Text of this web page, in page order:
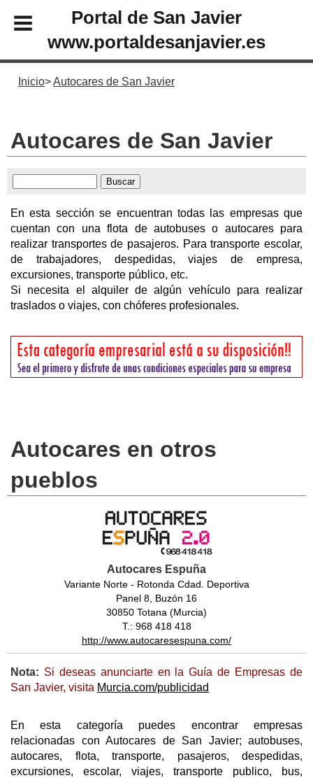
Portal de San Javier
www.portaldesanjavier.es
Inicio Autocares de San Javier
Autocares de San Javier
En esta sección se encuentran todas las empresas que
cuentan con una flota de autobuses o autocares para
realizar transportes de pasajeros. Para transporte escolar,
de trabajadores, despedidas, viajes de empresa,
excursiones, transporte público, etc.
Si necesita el alquiler de algún vehículo para realizar
traslados o viajes, con chóferes profesionales.
Autocares en otros
pueblos
Autocares Espuña
Variante Norte - Rotonda Cdad. Deportiva
Panel 8, Buzón 16
30850 Totana (Murcia)
T.: 968 418 418
http://www.autocaresespuna.com/
Nota: Si deseas anunciarte en la Guía de Empresas de
San Javier, visita Murcia.com/publicidad
En esta categoría puedes encontrar empresas
relacionadas con Autocares de San Javier; autobuses,
autocares, flota, transporte, pasajeros, despedidas,
excursiones, escolar, viajes, transporte publico, bus,